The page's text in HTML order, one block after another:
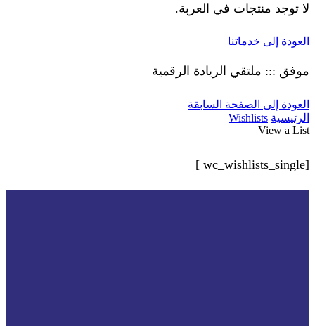
لا توجد منتجات في العربة.
العودة إلى خدماتنا
موفق ::: ملتقي الريادة الرقمية
العودة إلى الصفحة السابقة
الرئيسية Wishlists
View a List
[wc_wishlists_single ]